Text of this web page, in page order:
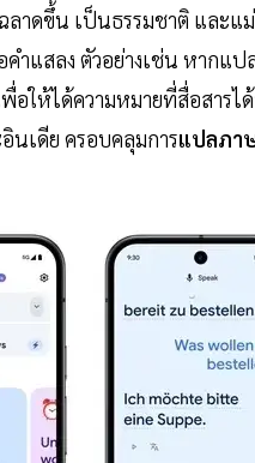
าดขึ้น เป็นธรรมชาติ และแ
ำแสลง ตัวอย่างเช่น หากแ
พื่อให้ได้ความหมายที่สื่อสา
นเดีย ครอบคลุมการแปลภา